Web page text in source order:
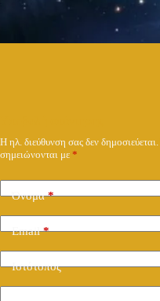
Η ηλ. διεύθυνση σας δεν δημοσιεύεται.
σημειώνονται με *
Όνομα*
Email*
Ιστότοπος